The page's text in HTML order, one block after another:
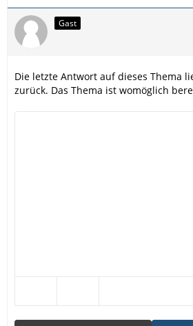
Gast
Die letzte Antwort auf dieses Thema
zurück. Das Thema ist womöglich